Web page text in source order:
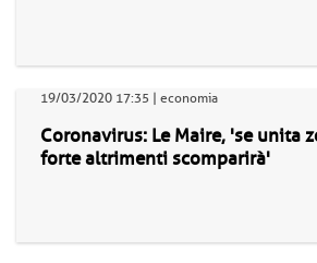
19/03/2020 17:35 | economia
Coronavirus: Le Maire, 'se unita
forte altrimenti scomparirà'